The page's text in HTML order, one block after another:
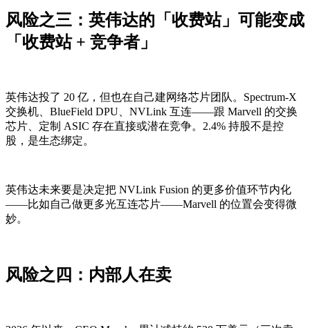
风险之三：英伟达的「收费站」可能变成
「收费站 + 竞争者」
英伟达投了 20 亿，但也在自己建网络芯片团队。Spectrum-X
交换机、BlueField DPU、NVLink 互连——跟 Marvell 的交换
芯片、定制 ASIC 存在直接或潜在竞争。2.4% 持股不是控
股，是生态绑定。
英伟达未来要是决定把 NVLink Fusion 的更多价值环节内化
——比如自己做更多光互连芯片——Marvell 的位置会变得微
妙。
风险之四：内部人在卖